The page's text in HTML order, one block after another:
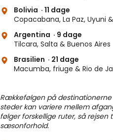
Bolivia · 11 dage
Copacabana, La Paz, Uyuni
Argentina · 9 dage
Tilcara, Salta & Buenos Aires
Brasilien · 21 dage
Macumba, friuge & Rio de
Rækkefølgen på
steder kan variere mellem
følger forskellige ruter, så rejsen
sæsonforhold.